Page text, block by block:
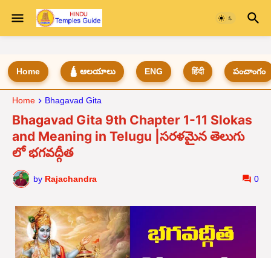
Home 🛕 ఆలయాలు ENG हिंदी పంచాంగం
Home Bhagavad Gita
Bhagavad Gita 9th Chapter 1-11 Slokas
and Meaning in Telugu |సరళమైన తెలుగు
లో భగవద్గీత
by Rajachandra 0